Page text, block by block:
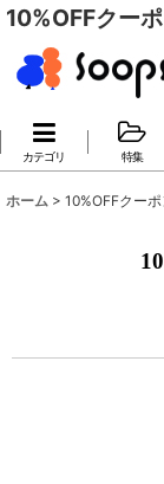
10%OFFクー
カテゴリ 特集
ホーム > 10%OFFクー